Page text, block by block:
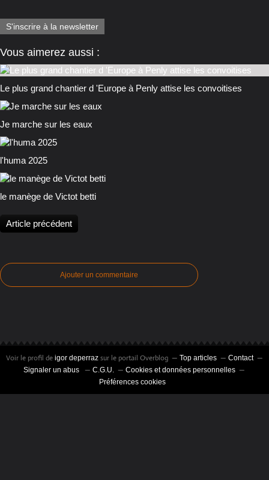
S'inscrire à la newsletter
Vous aimerez aussi :
Le plus grand chantier d 'Europe à Penly attise les convoitises
Je marche sur les eaux
l'huma 2025
le manège de Victot betti
Article précédent
Ajouter un commentaire
Voir le profil de igor deperraz sur le portail Overblog Top articles
Contact
Signaler un abus
C.G.U.
Cookies et données personnelles
Préférences cookies